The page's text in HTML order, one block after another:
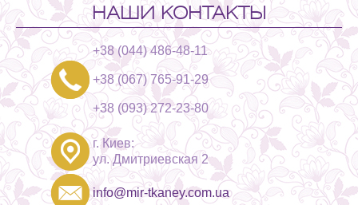
НАШИ КОНТАКТЫ
+38 (044) 486-48-11
+38 (067) 765-91-29
+38 (093) 272-23-80
г. Киев:
ул. Дмитриевская 2
info@mir-tkaney.com.ua